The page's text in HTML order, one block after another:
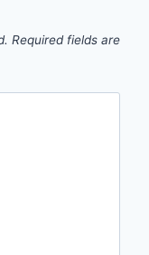
Required fields are